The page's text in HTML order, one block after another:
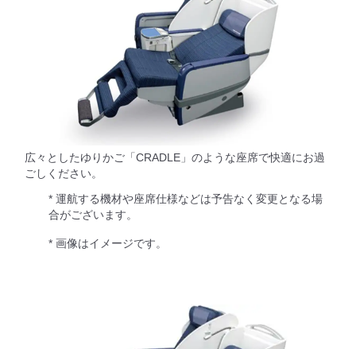
広々としたゆりかご「CRADLE」のような座席で快適にお過
ごしください。
* 運航する機材や座席仕様などは予告なく変更となる場
合がございます。
* 画像はイメージです。